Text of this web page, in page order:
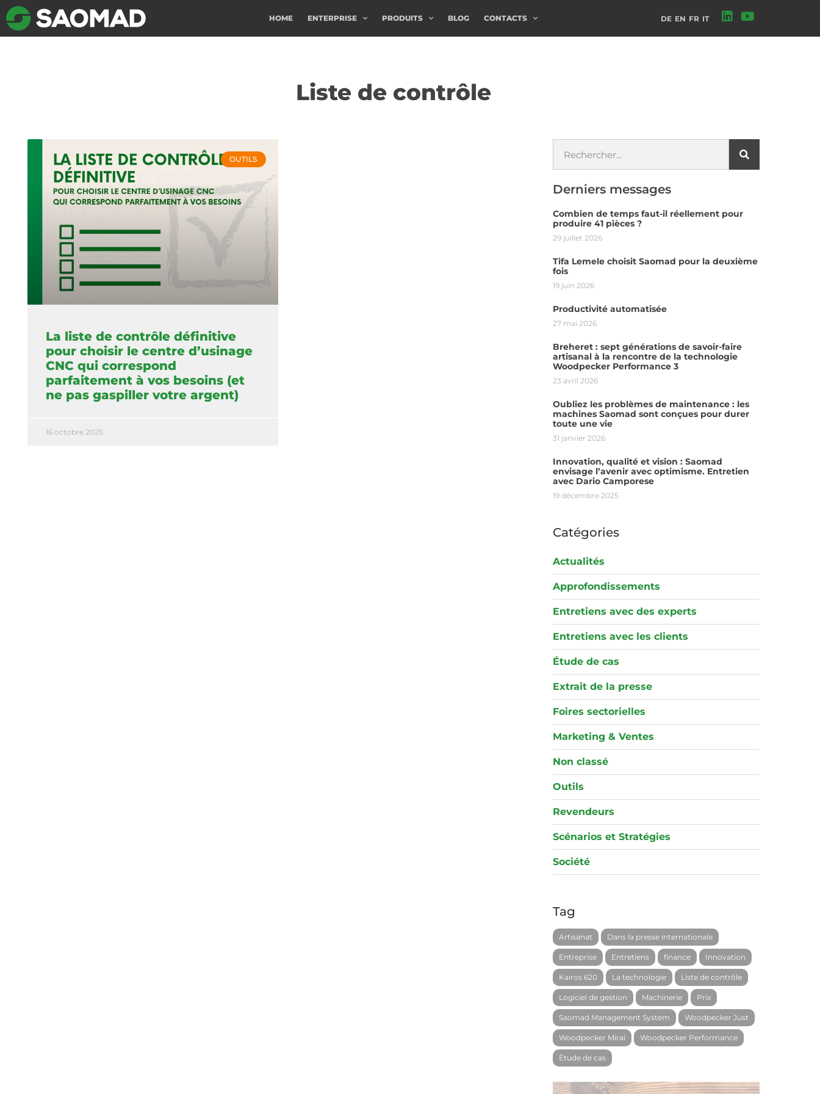
HOME ENTERPRISE PRODUITS BLOG CONTACTS DE EN FR IT
Liste de contrôle
OUTILS
La liste de contrôle définitive
pour choisir le centre d’usinage
CNC qui correspond
parfaitement à vos besoins (et
ne pas gaspiller votre argent)
16 octobre 2025
Derniers messages
Combien de temps faut-il réellement pour
produire 41 pièces ?
29 juillet 2026
Tifa Lemele choisit Saomad pour la deuxième
fois
19 juin 2026
Productivité automatisée
27 mai 2026
Breheret : sept générations de savoir-faire
artisanal à la rencontre de la technologie
Woodpecker Performance 3
23 avril 2026
Oubliez les problèmes de maintenance : les
machines Saomad sont conçues pour durer
toute une vie
31 janvier 2026
Innovation, qualité et vision : Saomad
envisage l’avenir avec optimisme. Entretien
avec Dario Camporese
19 décembre 2025
Catégories
Actualités
Approfondissements
Entretiens avec des experts
Entretiens avec les clients
Étude de cas
Extrait de la presse
Foires sectorielles
Marketing & Ventes
Non classé
Outils
Revendeurs
Scénarios et Stratégies
Société
Tag
Artisanat Dans la presse internationale
Entreprise Entretiens finance Innovation
Kairos 620 La technologie Liste de contrôle
Logiciel de gestion Machinerie Prix
Saomad Management System Woodpecker Just
Woodpecker Mirai Woodpecker Performance
Étude de cas